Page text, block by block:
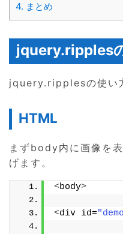
4. まとめ
jquery.ripples
jquery.ripplesの使い
HTML
まずbody内に画像を
げます。
<body>
<div id=